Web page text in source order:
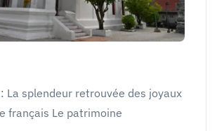
La splendeur retrouvée des joyaux
français Le patrimoine